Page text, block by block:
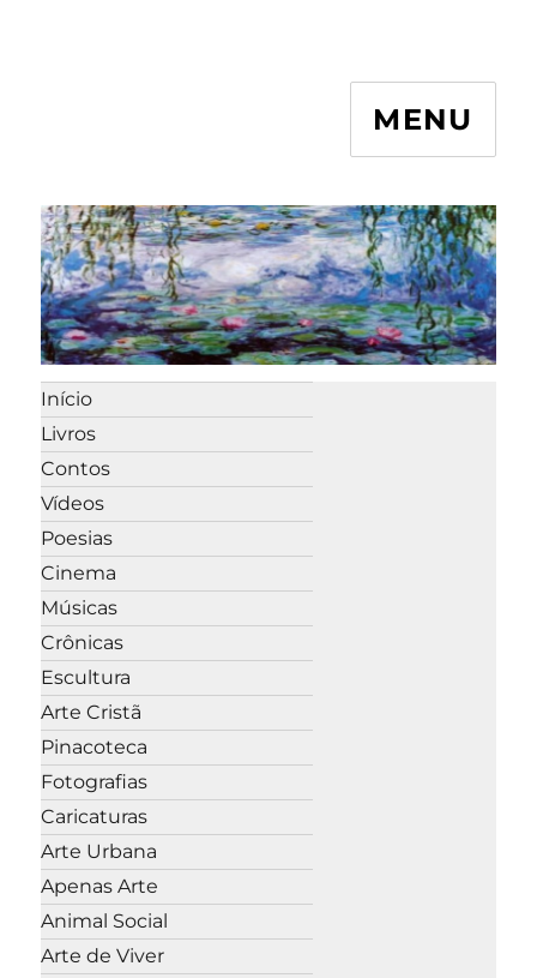
MENU
Início
Livros
Contos
Vídeos
Poesias
Cinema
Músicas
Crônicas
Escultura
Arte Cristã
Pinacoteca
Fotografias
Caricaturas
Arte Urbana
Apenas Arte
Animal Social
Arte de Viver